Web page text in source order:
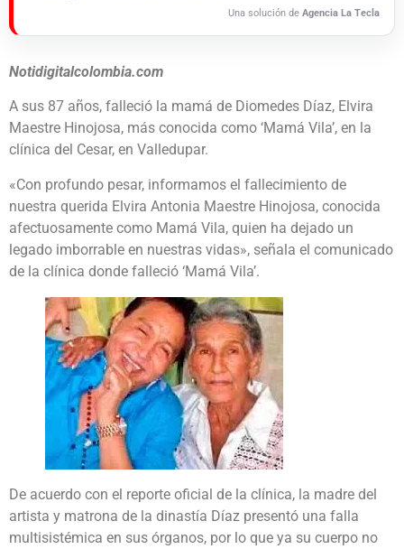
Una solución de Agencia La Tecla
Notidigitalcolombia.com
A sus 87 años, falleció la mamá de Diomedes Díaz, Elvira
Maestre Hinojosa, más conocida como ‘Mamá Vila’, en la
clínica del Cesar, en Valledupar.
«Con profundo pesar, informamos el fallecimiento de
nuestra querida Elvira Antonia Maestre Hinojosa, conocida
afectuosamente como Mamá Vila, quien ha dejado un
legado imborrable en nuestras vidas», señala el comunicado
de la clínica donde falleció ‘Mamá Vila’.
De acuerdo con el reporte oficial de la clínica, la madre del
artista y matrona de la dinastía Díaz presentó una falla
multisistémica en sus órganos, por lo que ya su cuerpo no